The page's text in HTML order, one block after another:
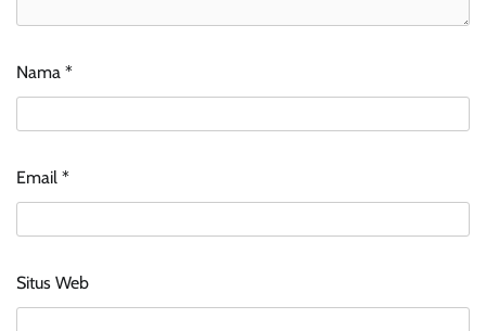
Nama *
Email *
Situs Web